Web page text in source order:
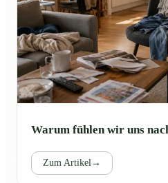
Warum fühlen wir uns
Zum Artikel →